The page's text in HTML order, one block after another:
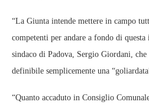
“La Giunta intende mettere in campo
competenti per andare a fondo di
sindaco di Padova, Sergio Giordani,
definibile semplicemente una
“Quanto accaduto in Consiglio